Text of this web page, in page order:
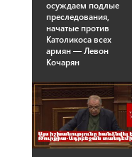
осуждаем подлые
преследования,
начатые против
Католикоса всех
армян — Левон
Кочарян